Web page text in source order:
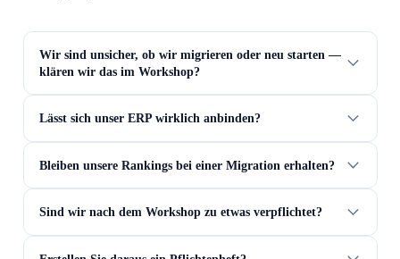
Wir sind unsicher, ob wir migrieren oder neu starten —
klären wir das im Workshop?
Lässt sich unser ERP wirklich anbinden?
Bleiben unsere Rankings bei einer Migration erhalten?
Sind wir nach dem Workshop zu etwas verpflichtet?